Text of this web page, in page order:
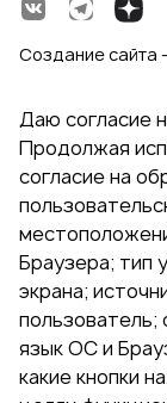
Создание сайта
Даю согласие
Продолжая
согласие на
Браузера; тип
экрана;
пользователь;
язык ОС и
какие кнопки